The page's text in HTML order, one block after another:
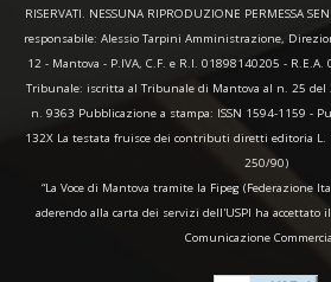
RISERVATI. NESSUNA RIPRODUZIONE PERMESSA
responsabile: Alessio Tarpini Amministrazione,
12 - Mantova - P.IVA, C.F. e R.I. 01898140205 -
Tribunale: iscritta al Tribunale di Mantova al n. 25 del
n. 9363 Pubblicazione a stampa: ISSN 1594-1159 -
132X La testata fruisce dei contributi diretti editoria
250/90)
“La Voce di Mantova tramite la Fipeg (Federazione
aderendo alla carta dei servizi dell'USPI ha accettato
Comunicazione